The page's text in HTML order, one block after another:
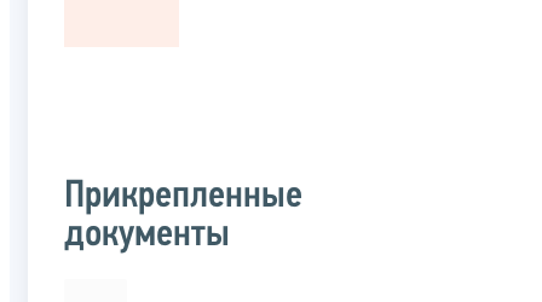
Прикрепленные
документы